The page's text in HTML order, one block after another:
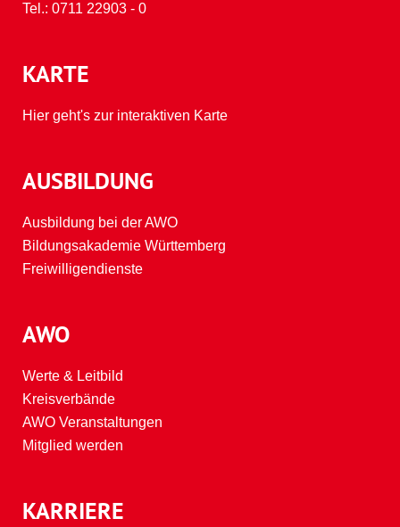
AUSBILDUNG
Ausbildung bei der AWO
Bildungsakademie Württemberg
Freiwilligendienste
AWO
Werte & Leitbild
Kreisverbände
AWO Veranstaltungen
Mitglied werden
Tel.: 0711 22903 - 0
KARRIERE
KARTE
Hier geht's zur interaktiven Karte